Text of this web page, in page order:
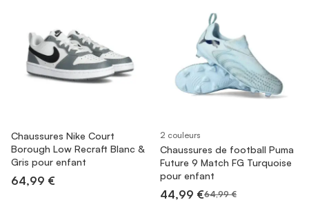
Chaussures Nike Court
Borough Low Recraft Blanc &
Gris pour enfant
64,99 €
2 couleurs
Chaussures de football Puma
Future 9 Match FG Turquoise
pour enfant
44,99 €64,99 €